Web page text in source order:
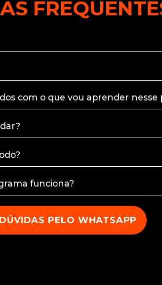
com o que vou aprender nesse
funciona?
PELO WHATSAPP